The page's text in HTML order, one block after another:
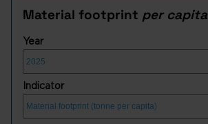
Material footprint per capita
Year
Indicator